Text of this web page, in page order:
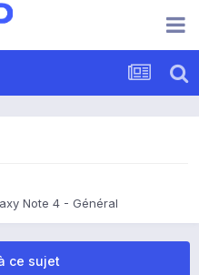
Note 4 - Général
ce sujet